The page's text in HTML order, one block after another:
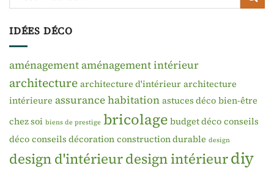
IDÉES DÉCO
aménagementaménagement intérieur
architecture architecture d'intérieur architecture
intérieure assurance habitation astuces déco bien-être
chez soi biens de prestige bricolage budget déco conseils
déco conseils décoration construction durable design
design d'intérieurdesign intérieurdiy